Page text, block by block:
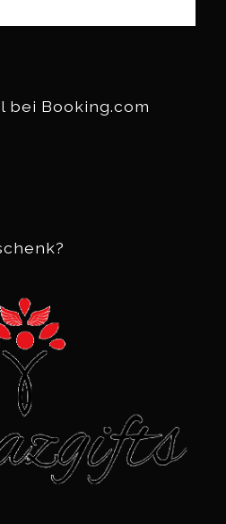
bei Booking.com